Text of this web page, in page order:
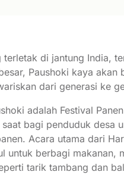
di jantung India,
Paushoki kaya akan
dari generasi ke
adalah Festival
bagi penduduk desa
Acara utama dari
untuk berbagi makanan,
tarik tambang dan